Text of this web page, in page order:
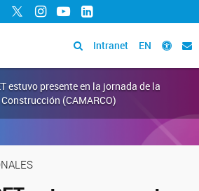
TwitterInstagram
YouTubeLinkedIn
Intranet EN
estuvo presente en la jornada de la
(CAMARCO)